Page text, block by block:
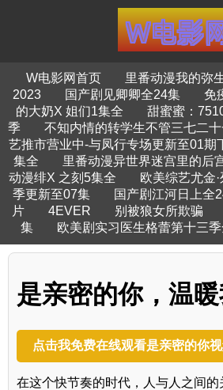
W电影网首页 里番动漫我的弥
2023
国产剧见卿卿全24集 免
的大奶X 姐们1集全
甜蜜蜜：
季
不知内情的转学生不管三七二
艺推市营业中-与凤行专场更新至01期
集全
里番动漫异世界迷宫里的后
动漫绯X 之刻5集全
欧美综艺尤金
季更新至07集
国产剧江河日上全
片
4EVER 别被狼女所欺骗
集
欧美剧实习医生格蕾第十三
是亲密的你，温
点击我免费在线观看是亲密的你
在这个快节奏的时代，人与人之间